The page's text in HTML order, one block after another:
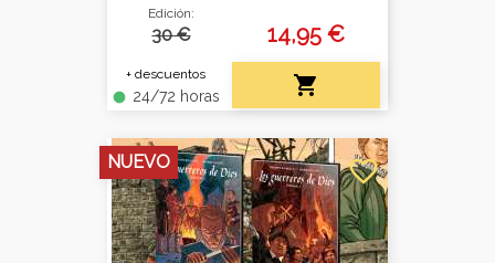
Edición:
30 €
+ descuentos
fiber_manual_record 24/72 horas
14,95 €

favorite_border
NUEVO